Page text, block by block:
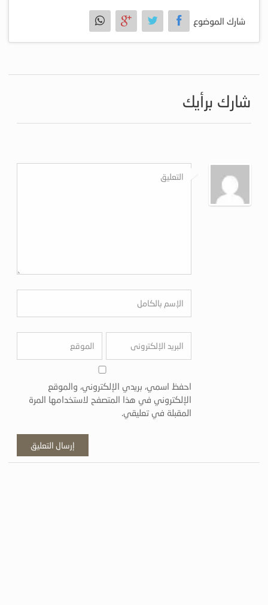
شارك الموضوع
شارك برأيك
احفظ اسمي، بريدي الإلكتروني، والموقع
الإلكتروني في هذا المتصفح لاستخدامها المرة
المقبلة في تعليقي.